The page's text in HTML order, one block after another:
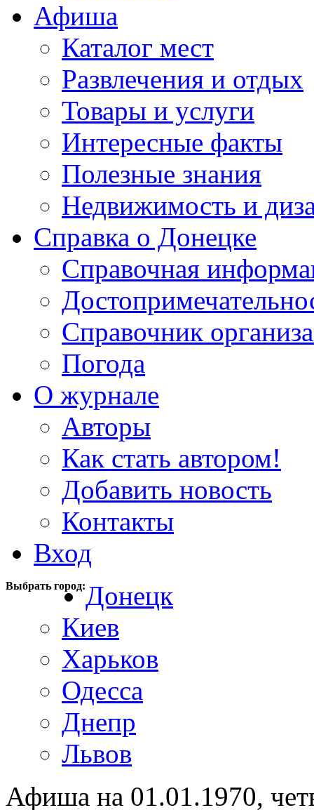
Афиша
Каталог мест
Развлечения и отдых
Товары и услуги
Интересные факты
Полезные знания
Недвижимость и
Справка о Донецке
Справочная
Справочник
Погода
О журнале
Авторы
Как стать автором!
Добавить новость
Контакты
Вход
Выбрать город:Донецк
Киев
Харьков
Одесса
Днепр
Львов
Афиша на 01.01.1970,